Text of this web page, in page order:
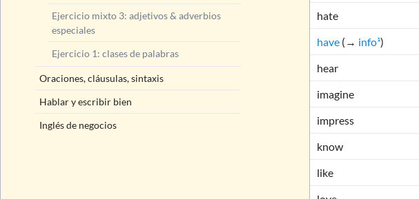
hate
have (→ info¹)
hear
imagine
impress
know
like
Ejercicio mixto 3: adjetivos & adverbios
especiales
Ejercicio 1: clases de palabras
Oraciones, cláusulas, sintaxis
Hablar y escribir bien
Inglés de negocios